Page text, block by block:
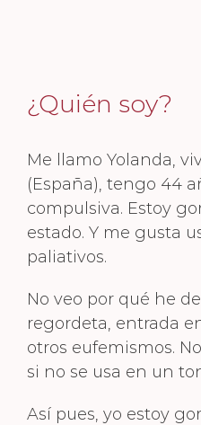
¿Quién soy?
Me llamo Yolanda,
(España), tengo 44
compulsiva. Estoy
estado. Y me gusta
paliativos.
No veo por qué he
regordeta, entrada
otros eufemismos.
si no se usa en un
Así pues, yo estoy